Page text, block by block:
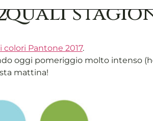
colori Pantone 2017.
oggi pomeriggio molto intenso
mattina!